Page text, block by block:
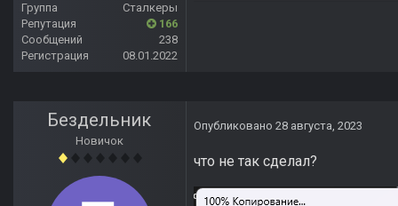
Группа
Сталкеры
Репутация
166
Сообщений
238
Регистрация
08.01.2022
Бездельник
Новичок
Опубликовано 28 августа, 2023
что не так сделал?